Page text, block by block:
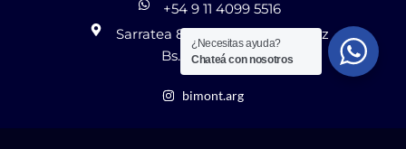
+54 9 11 4099 5516
Sarratea 8256 José León Suárez
Bs. As. - Argentina
bimont.arg
¿Necesitas ayuda?
Chateá con nosotros